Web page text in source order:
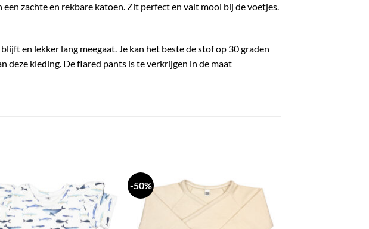
zachte en rekbare katoen. Zit perfect en valt mooi bij de voetjes.
en lekker lang meegaat. Je kan het beste de stof op 30 graden
deze kleding. De flared pants is te verkrijgen in de maat
-50%